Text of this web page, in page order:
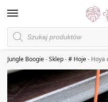
Jungle Boogie-Sklep-# Hoje- Hoya